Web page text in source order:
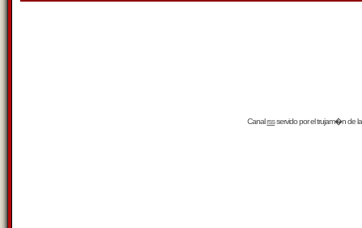
Canalrssservido por eltrujam�nde